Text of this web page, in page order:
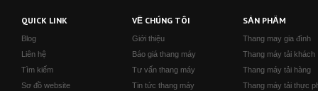
QUICK LINK
Blog
Liên hệ
Tìm kiếm
Sơ đồ website
VỀ CHÚNG TÔI
Giới thiệu
Báo giá thang máy
Tư vấn thang máy
Tin tức thang máy
SẢN PHẨM
Thang may gia đình
Thang máy tải khách
Thang máy tải hàng
Thang máy tải thực